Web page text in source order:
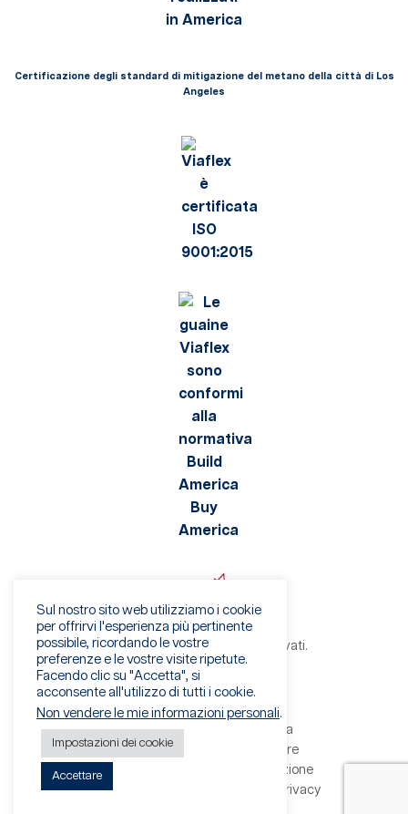
Certificazione degli standard di mitigazione del metano della città di Los
Angeles
©2026 Viaflex. Tutti i diritti riservati.
Informativa sulla privacy
Condizioni di utilizzo
Avviso di frode
Termini e condizioni di vendita
Termini e condizioni del fornitore
Modulo per il diritto alla cancellazione
Modulo di richiesta dei diritti alla privacy
Sul nostro sito web utilizziamo i cookie
per offrirvi l'esperienza più pertinente
possibile, ricordando le vostre
preferenze e le vostre visite ripetute.
Facendo clic su "Accetta", si
acconsente all'utilizzo di tutti i cookie.
Non vendere le mie informazioni personali.
Impostazioni dei cookie
Accettare